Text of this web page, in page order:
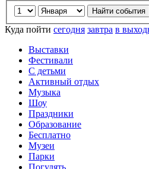
Куда пойти сегодня завтра в
Выставки
Фестивали
С детьми
Активный отдых
Музыка
Шоу
Праздники
Образование
Бесплатно
Музеи
Парки
Погулять